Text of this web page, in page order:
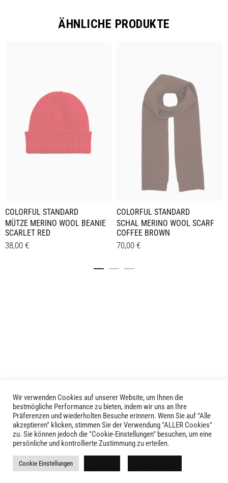
ÄHNLICHE PRODUKTE
COLORFUL STANDARD
MÜTZE MERINO WOOL BEANIE
SCARLET RED
38,00 €
COLORFUL STANDARD
SCHAL MERINO WOOL SCARF
COFFEE BROWN
70,00 €
LIVID © 2024
Kontakt
Versandkosten
Wir verwenden Cookies auf unserer Website, um Ihnen die
bestmögliche Performance zu bieten, indem wir uns an Ihre
Präferenzen und wiederholten Besuche erinnern. Wenn Sie auf "Alle
akzeptieren" klicken, stimmen Sie der Verwendung "ALLER Cookies"
zu. Sie können jedoch die "Cookie-Einstellungen" besuchen, um eine
persönliche und kontrollierte Zustimmung zu erteilen.
Cookie Einstellungen